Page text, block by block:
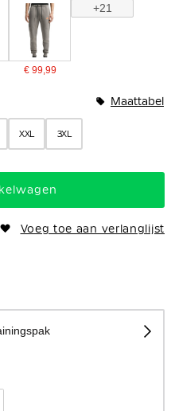
€ 99,99
+21
XXL 3XL
Maattabel
Voeg toe aan verlanglijst